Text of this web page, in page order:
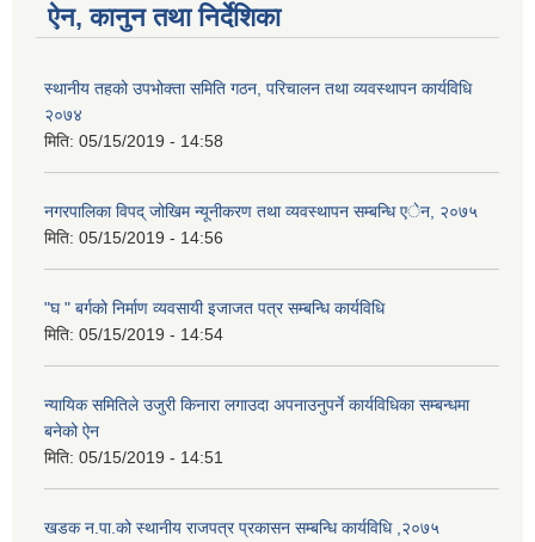
ऐन, कानुन तथा निर्देशिका
स्थानीय तहको उपभोक्ता समिति गठन, परिचालन तथा व्यवस्थापन कार्यविधि
२०७४
मिति: 05/15/2019 - 14:58
नगरपालिका विपद् जोखिम न्यूनीकरण तथा व्यवस्थापन सम्बन्धि एेन, २०७५
मिति: 05/15/2019 - 14:56
"घ " बर्गको निर्माण व्यवसायी इजाजत पत्र सम्बन्धि कार्यविधि
मिति: 05/15/2019 - 14:54
न्यायिक समितिले उजुरी किनारा लगाउदा अपनाउनुपर्ने कार्यविधिका सम्बन्धमा
बनेको ऐन
मिति: 05/15/2019 - 14:51
खडक न.पा.को स्थानीय राजपत्र प्रकासन सम्बन्धि कार्यविधि ,२०७५